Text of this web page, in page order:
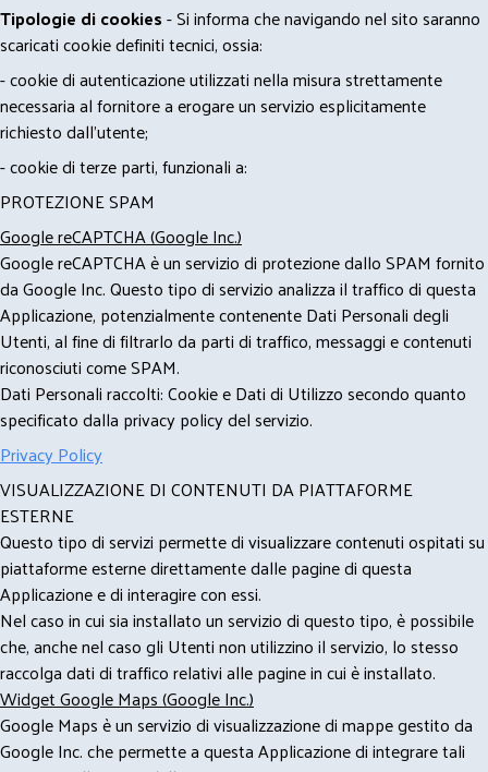
Tipologie di cookies- Si informa che navigando nel sito saranno
scaricati cookie definiti tecnici, ossia:
- cookie di autenticazione utilizzati nella misura strettamente
necessaria al fornitore a erogare un servizio esplicitamente
richiesto dall'utente;
- cookie di terze parti, funzionali a:
PROTEZIONE SPAM
Google reCAPTCHA (Google Inc.)
Google reCAPTCHA è un servizio di protezione dallo SPAM fornito
da Google Inc. Questo tipo di servizio analizza il traffico di questa
Applicazione, potenzialmente contenente Dati Personali degli
Utenti, al fine di filtrarlo da parti di traffico, messaggi e contenuti
riconosciuti come SPAM.
Dati Personali raccolti: Cookie e Dati di Utilizzo secondo quanto
specificato dalla privacy policy del servizio.
Privacy Policy
VISUALIZZAZIONE DI CONTENUTI DA PIATTAFORME
ESTERNE
Questo tipo di servizi permette di visualizzare contenuti ospitati su
piattaforme esterne direttamente dalle pagine di questa
Applicazione e di interagire con essi.
Nel caso in cui sia installato un servizio di questo tipo, è possibile
che, anche nel caso gli Utenti non utilizzino il servizio, lo stesso
raccolga dati di traffico relativi alle pagine in cui è installato.
Widget Google Maps (Google Inc.)
Google Maps è un servizio di visualizzazione di mappe gestito da
Google Inc. che permette a questa Applicazione di integrare tali